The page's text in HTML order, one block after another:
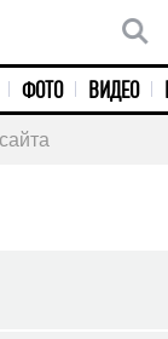
ФОТО ВИДЕО